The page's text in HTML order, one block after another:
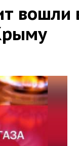
вошли